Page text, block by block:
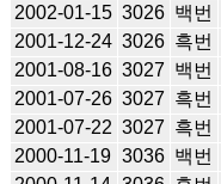
2002-01-15 3026 백번
2001-12-24 3026 흑번
2001-08-16 3027 백번
2001-07-26 3027 흑번
2001-07-22 3027 흑번
2000-11-19 3036 백번